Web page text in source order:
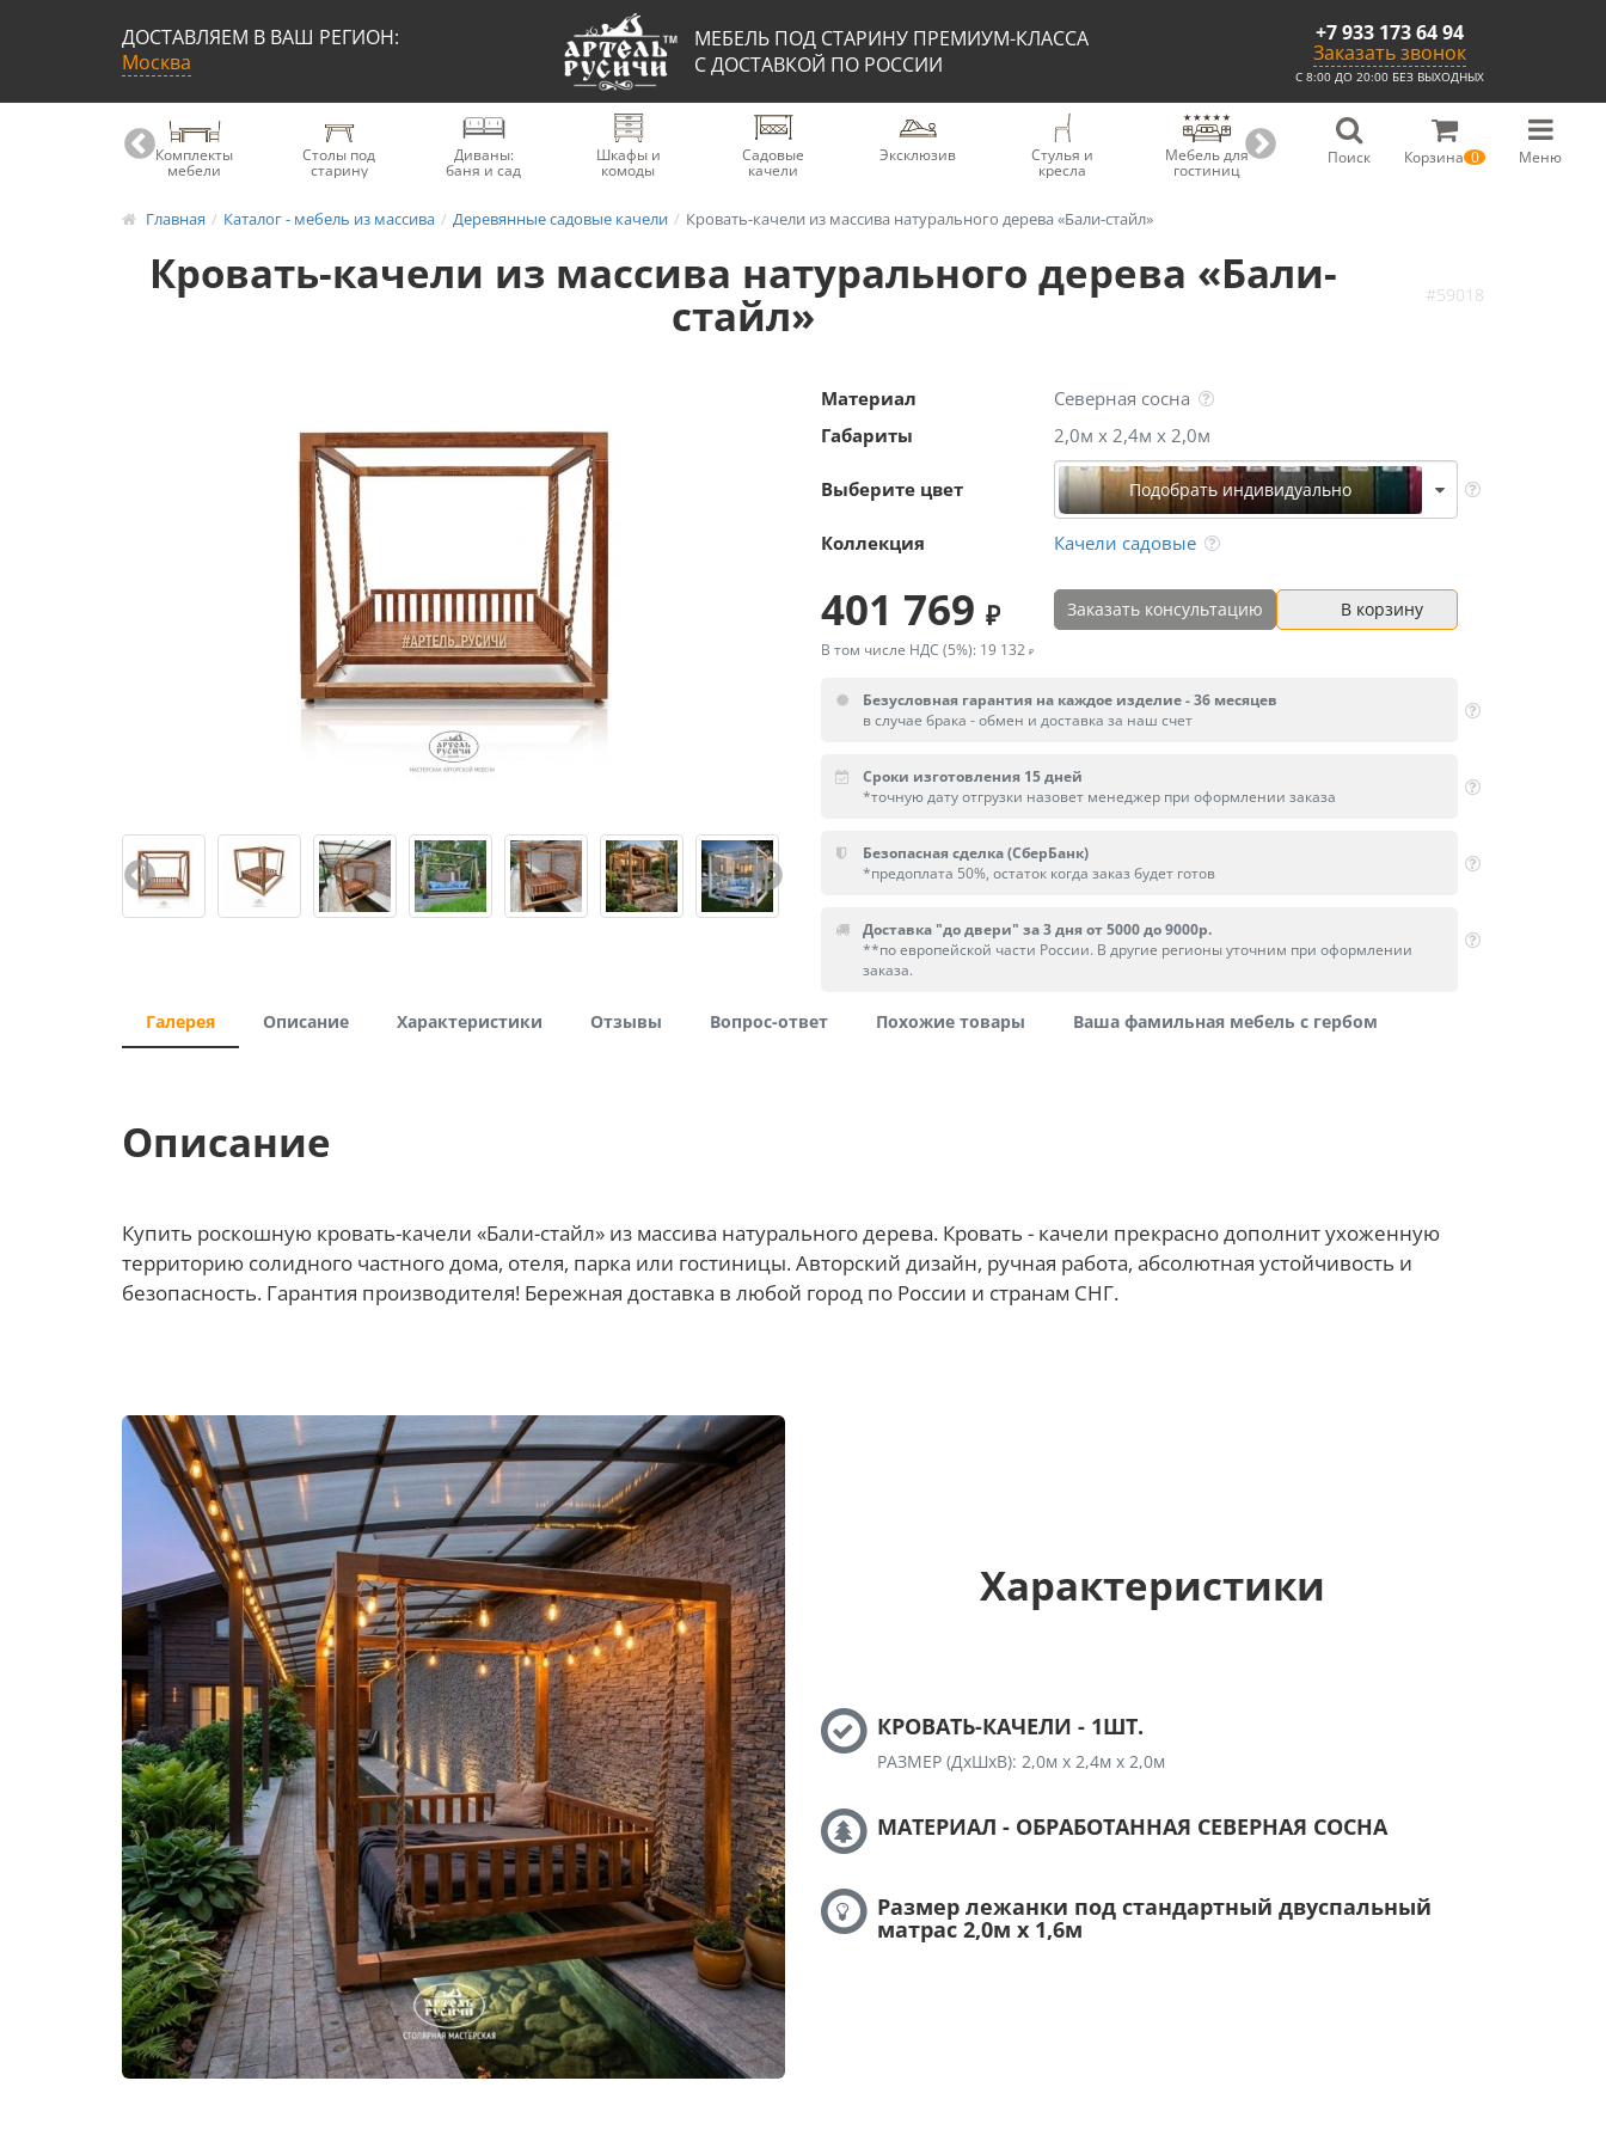
ДОСТАВЛЯЕМ В ВАШ РЕГИОН:
Москва
МЕБЕЛЬ ПОД СТАРИНУ ПРЕМИУМ-КЛАССА
С ДОСТАВКОЙ ПО РОССИИ
+7 933 173 64 94
Заказать звонок
С 8:00 ДО 20:00 БЕЗ ВЫХОДНЫХ
Комплекты
мебели
Столы под
старину
Диваны:
баня и сад
Шкафы и
комоды
Садовые
качели
Эксклюзив Стулья и
кресла
Мебель для
гостиниц
Мебель для Скамьи из
массива
Поиск Корзина 0 Меню
Главная Каталог - мебель из массива Деревянные садовые качели Кровать-качели из массива натурального дерева «Бали-стайл»
Кровать-качели из массива натурального дерева «Бали-
стайл»
#59018
Материал
Северная сосна
Габариты
2,0м х 2,4м х 2,0м
Выберите цвет Подобрать индивидуально
Коллекция Качели садовые
401 769 Заказать консультацию В корзину
В том числе НДС (5%): 19 132
Безусловная гарантия на каждое изделие - 36 месяцев
в случае брака - обмен и доставка за наш счет
Сроки изготовления 15 дней
*точную дату отгрузки назовет менеджер при оформлении заказа
Безопасная сделка (СберБанк)
*предоплата 50%, остаток когда заказ будет готов
Доставка "до двери" за 3 дня от 5000 до 9000р.
**по европейской части России. В другие регионы уточним при оформлении
заказа.
Галерея Описание Характеристики Отзывы Вопрос-ответ Похожие товары Ваша фамильная мебель с гербом
Описание
Купить роскошную кровать-качели «Бали-стайл» из массива натурального дерева. Кровать - качели прекрасно дополнит ухоженную
территорию солидного частного дома, отеля, парка или гостиницы. Авторский дизайн, ручная работа, абсолютная устойчивость и
безопасность. Гарантия производителя! Бережная доставка в любой город по России и странам СНГ.
Характеристики
КРОВАТЬ-КАЧЕЛИ - 1ШТ.
РАЗМЕР (ДхШхВ): 2,0м х 2,4м х 2,0м
МАТЕРИАЛ - ОБРАБОТАННАЯ СЕВЕРНАЯ СОСНА
Размер лежанки под стандартный двуспальный
матрас 2,0м х 1,6м